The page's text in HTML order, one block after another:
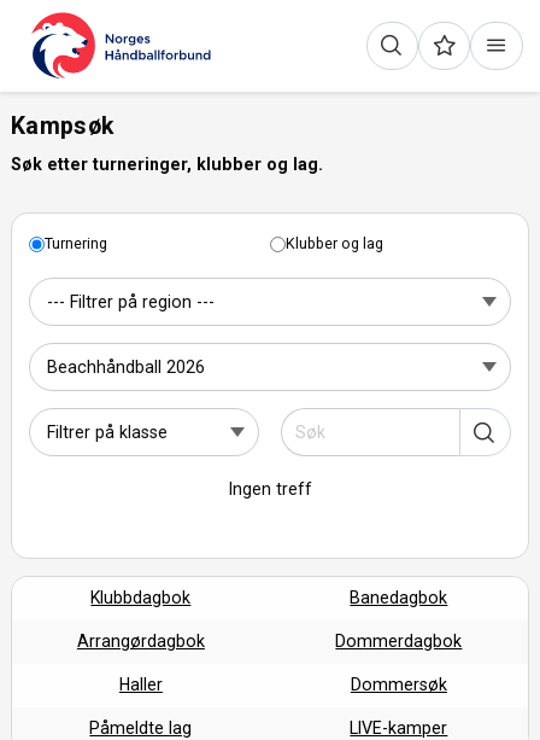
Kampsøk
Søk etter turneringer, klubber og lag.
Turnering Klubber og lag
Ingen treff
Klubbdagbok Banedagbok
Arrangørdagbok Dommerdagbok
Haller Dommersøk
Påmeldte lag LIVE-kamper